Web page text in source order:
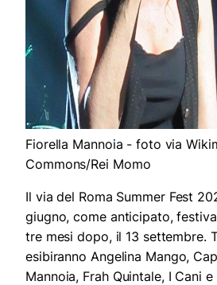
Fiorella Mannoia - foto via
Commons/Rei Momo
Il via del Roma Summer Fest
giugno, come anticipato,
tre mesi dopo, il 13 settembre.
esibiranno Angelina Mango,
Mannoia, Frah Quintale, I Cani